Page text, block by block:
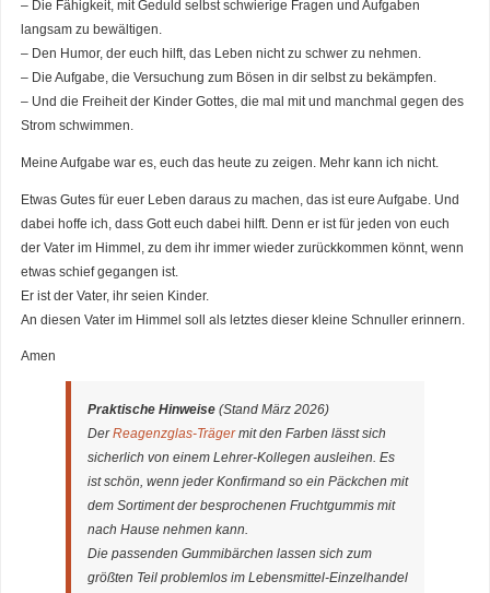
– Die Fähigkeit, mit Geduld selbst schwierige Fragen und Aufgaben
langsam zu bewältigen.
– Den Humor, der euch hilft, das Leben nicht zu schwer zu nehmen.
– Die Aufgabe, die Versuchung zum Bösen in dir selbst zu bekämpfen.
– Und die Freiheit der Kinder Gottes, die mal mit und manchmal gegen des
Strom schwimmen.
Meine Aufgabe war es, euch das heute zu zeigen. Mehr kann ich nicht.
Etwas Gutes für euer Leben daraus zu machen, das ist eure Aufgabe. Und
dabei hoffe ich, dass Gott euch dabei hilft. Denn er ist für jeden von euch
der Vater im Himmel, zu dem ihr immer wieder zurückkommen könnt, wenn
etwas schief gegangen ist.
Er ist der Vater, ihr seien Kinder.
An diesen Vater im Himmel soll als letztes dieser kleine Schnuller erinnern.
Amen
Praktische Hinweise(Stand März 2026)
DerReagenzglas-Trägermit den Farben lässt sich
sicherlich von einem Lehrer-Kollegen ausleihen. Es
ist schön, wenn jeder Konfirmand so ein Päckchen mit
dem Sortiment der besprochenen Fruchtgummis mit
nach Hause nehmen kann.
Die passenden Gummibärchen lassen sich zum
größten Teil problemlos im Lebensmittel-Einzelhandel